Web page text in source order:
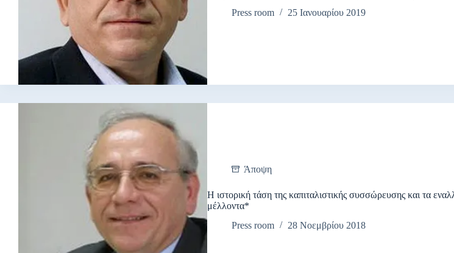
Press room
25 Ιανουαρίου 2019
Άποψη
Η ιστορική τάση της καπιταλιστικής συσσώρευσης και τα
μέλλοντα*
Press room
28 Νοεμβρίου 2018